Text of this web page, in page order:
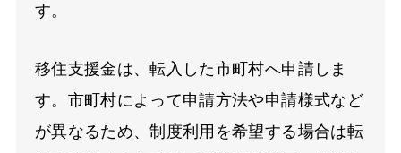
す。
移住支援金は、転入した市町村へ申請しま
す。市町村によって申請方法や申請様式など
が異なるため、制度利用を希望する場合は転